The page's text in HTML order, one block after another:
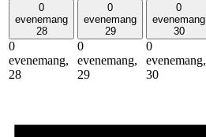
0
evenemang
28
0
evenemang,
28
0
evenemang
29
0
evenemang,
29
0
evenemang
30
0
evenemang,
30